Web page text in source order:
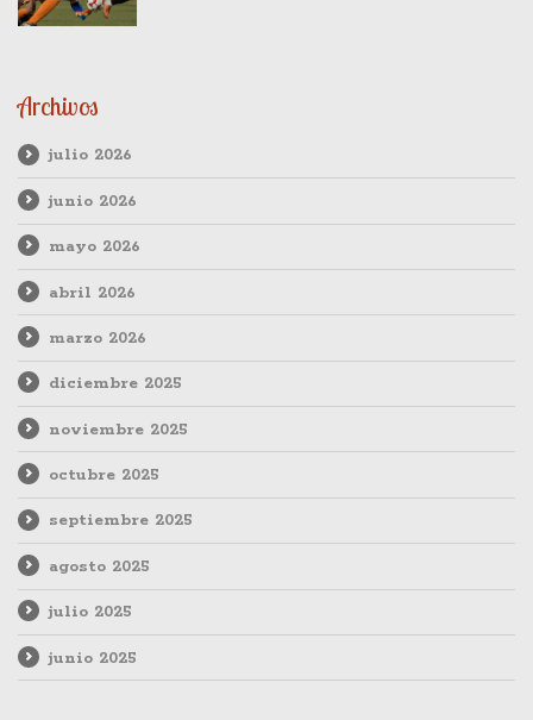
Archivos
julio 2026
junio 2026
mayo 2026
abril 2026
marzo 2026
diciembre 2025
noviembre 2025
octubre 2025
septiembre 2025
agosto 2025
julio 2025
junio 2025